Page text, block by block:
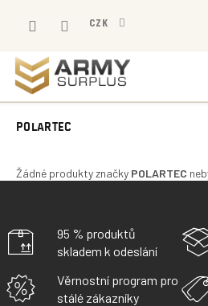
CZK
POLARTEC
Žádné produkty značky POLARTEC
95 % produktů
skladem k odeslání
Věrnostní program pro
stálé zákazníky